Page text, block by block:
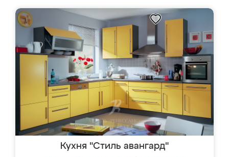
Кухня "Стиль авангард"